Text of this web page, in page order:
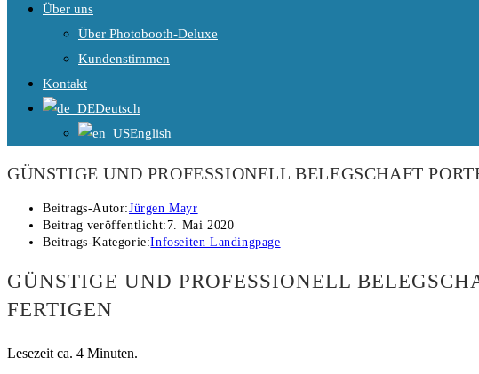
Über uns
Über Photobooth-Deluxe
Kundenstimmen
Kontakt
Deutsch
English
GÜNSTIGE UND PROFESSIONELL BELEGSCHAFT
Beitrags-Autor:Jürgen Mayr
Beitrag veröffentlicht: 7. Mai 2020
Beitrags-Kategorie:Infoseiten Landingpage
GÜNSTIGE UND PROFESSIONELL
FERTIGEN
Lesezeit ca. 4 Minuten.